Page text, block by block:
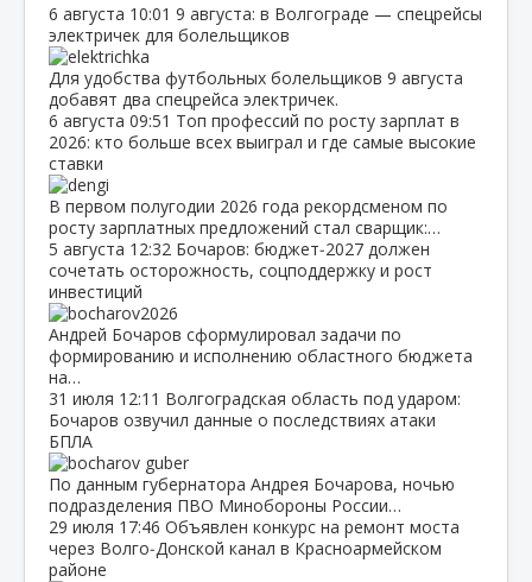
6 августа 10:01 9 августа: в Волгограде — спецрейсы
электричек для болельщиков
Для удобства футбольных болельщиков 9 августа
добавят два спецрейса электричек.
6 августа 09:51 Топ профессий по росту зарплат в
2026: кто больше всех выиграл и где самые высокие
ставки
В первом полугодии 2026 года рекордсменом по
росту зарплатных предложений стал сварщик:…
5 августа 12:32 Бочаров: бюджет‑2027 должен
сочетать осторожность, соцподдержку и рост
инвестиций
Андрей Бочаров сформулировал задачи по
формированию и исполнению областного бюджета
на…
31 июля 12:11 Волгоградская область под ударом:
Бочаров озвучил данные о последствиях атаки
БПЛА
По данным губернатора Андрея Бочарова, ночью
подразделения ПВО Минобороны России…
29 июля 17:46 Объявлен конкурс на ремонт моста
через Волго‑Донской канал в Красноармейском
районе